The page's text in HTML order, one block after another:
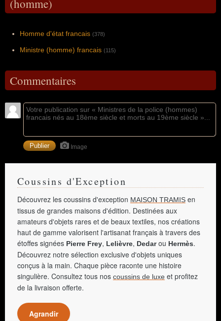
(homme)
Homme d'état francais (378)
Ministre (homme) francais (115)
Commentaires
Image
Coussins d'Exception
Découvrez les coussins d'exception MAISON TRAMIS en
tissus de grandes maisons d'édition. Destinées aux
amateurs d'objets rares et de beaux textiles, nos créations
haut de gamme valorisent l'artisanat français à travers des
étoffes signées Pierre Frey, Lelièvre, Dedarou Hermès.
Découvrez notre sélection exclusive d'objets uniques
conçus à la main. Chaque pièce raconte une histoire
singulière. Consultez tous nos coussins de luxe et profitez
de la livraison offerte.
Agrandir